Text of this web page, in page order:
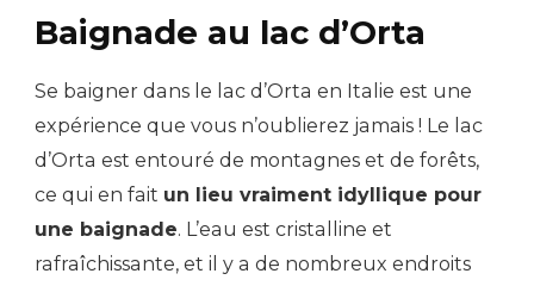
Baignade au lac d’Orta
Se baigner dans le lac d’Orta en Italie est une
expérience que vous n’oublierez jamais ! Le lac
d’Orta est entouré de montagnes et de forêts,
ce qui en fait un lieu vraiment idyllique pour
une baignade. L’eau est cristalline et
rafraîchissante, et il y a de nombreux endroits